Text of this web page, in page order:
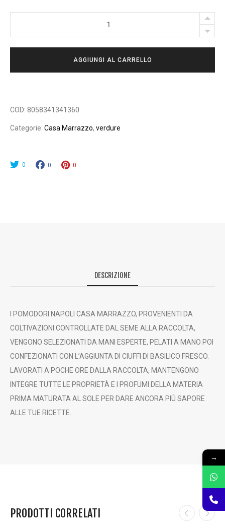
NAPOLI
BASILICO
quantity
AGGIUNGI AL CARRELLO
COD: 8058341341360
Categorie: Casa Marrazzo, verdure
0 0 0
DESCRIZIONE
I POMODORI NAPOLI CASA MARRAZZO, PROVENIENTI DA
COLTIVAZIONI CONTROLLATE DAL SEME ALLA RACCOLTA,
VENGONO SELEZIONATI DA MANI ESPERTE, PELATI A MANO POI
CONFEZIONATI CON L’AGGIUNTA DI CIUFFI DI BASILICO FRESCO.
LAVORATI A POCHE ORE DALLA RACCOLTA, MANTENGONO
INTEGRE TUTTE LE PROPRIETÀ E I PROFUMI DELLA MATERIA
PRIMA MATURATA AL SOLE PER DARE ANCORA PIÙ SAPORE
ALLE TUE RICETTE.
PRODOTTI CORRELATI
→